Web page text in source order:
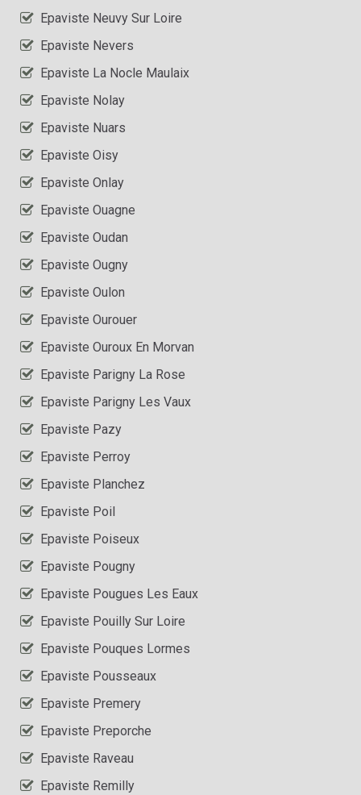
Epaviste Neuvy Sur Loire
Epaviste Nevers
Epaviste La Nocle Maulaix
Epaviste Nolay
Epaviste Nuars
Epaviste Oisy
Epaviste Onlay
Epaviste Ouagne
Epaviste Oudan
Epaviste Ougny
Epaviste Oulon
Epaviste Ourouer
Epaviste Ouroux En Morvan
Epaviste Parigny La Rose
Epaviste Parigny Les Vaux
Epaviste Pazy
Epaviste Perroy
Epaviste Planchez
Epaviste Poil
Epaviste Poiseux
Epaviste Pougny
Epaviste Pougues Les Eaux
Epaviste Pouilly Sur Loire
Epaviste Pouques Lormes
Epaviste Pousseaux
Epaviste Premery
Epaviste Preporche
Epaviste Raveau
Epaviste Remilly